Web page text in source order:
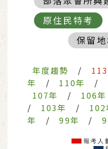
原住民特考
保留
年度趨勢 /
年
/ 110年 /
107年
/ 106年
/
103年 / 102
年
/ 99年 /
報考人